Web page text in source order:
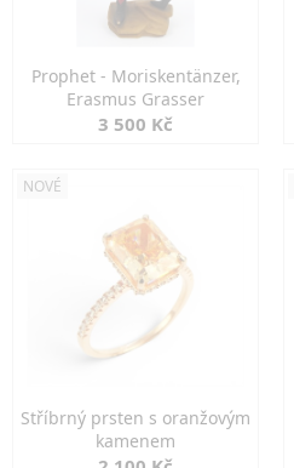
Prophet - Moriskentänzer,
Erasmus Grasser
3 500 Kč
NOVÉ
Stříbrný prsten s oranžovým
kamenem